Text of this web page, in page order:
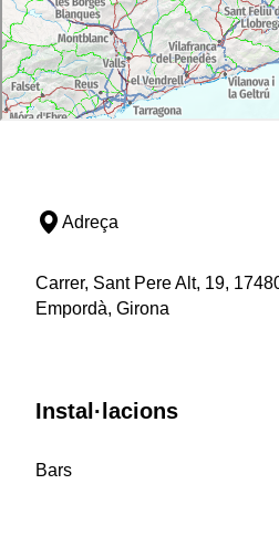
Adreça
Carrer, Sant Pere Alt, 19,
Empordà, Girona
Instal·lacions
Bars